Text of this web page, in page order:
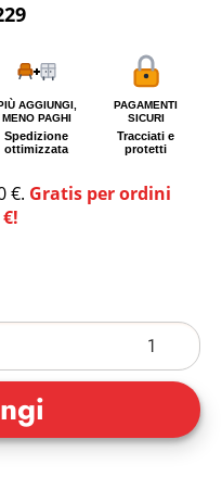
AGGIUNGI,
MENO PAGHI
Spedizione
ottimizzata
PAGAMENTI
SICURI
Tracciati e
protetti
€. Gratis per ordini